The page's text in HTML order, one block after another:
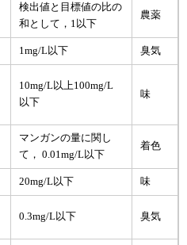
検出値と目標値の比の
和として，1以下
農薬
1mg/L以下 臭気
10mg/L以上100mg/L
以下
味
マンガンの量に関し
て， 0.01mg/L以下
着色
20mg/L以下 味
0.3mg/L以下 臭気